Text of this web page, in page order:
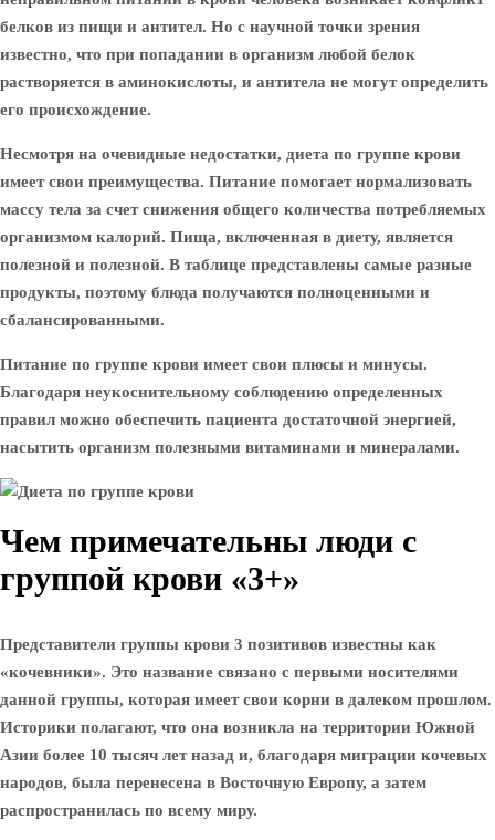
белков из пищи и антител. Но с научной точки зрения
известно, что при попадании в организм любой белок
растворяется в аминокислоты, и антитела не могут определить
его происхождение.
Несмотря на очевидные недостатки, диета по группе крови
имеет свои преимущества. Питание помогает нормализовать
массу тела за счет снижения общего количества потребляемых
организмом калорий. Пища, включенная в диету, является
полезной и полезной. В таблице представлены самые разные
продукты, поэтому блюда получаются полноценными и
сбалансированными.
Питание по группе крови имеет свои плюсы и минусы.
Благодаря неукоснительному соблюдению определенных
правил можно обеспечить пациента достаточной энергией,
насытить организм полезными витаминами и минералами.
Чем примечательны люди с
группой крови «3+»
Представители группы крови 3 позитивов известны как
«кочевники». Это название связано с первыми носителями
данной группы, которая имеет свои корни в далеком прошлом.
Историки полагают, что она возникла на территории Южной
Азии более 10 тысяч лет назад и, благодаря миграции кочевых
народов, была перенесена в Восточную Европу, а затем
распространилась по всему миру.